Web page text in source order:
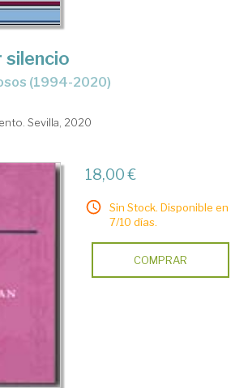
silencio
(1994-2020)
Sevilla, 2020
18,00 €
Sin Stock. Disponible en
7/10 días.
COMPRAR